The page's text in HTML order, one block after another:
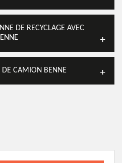
DE RECYCLAGE AVEC
DE CAMION BENNE